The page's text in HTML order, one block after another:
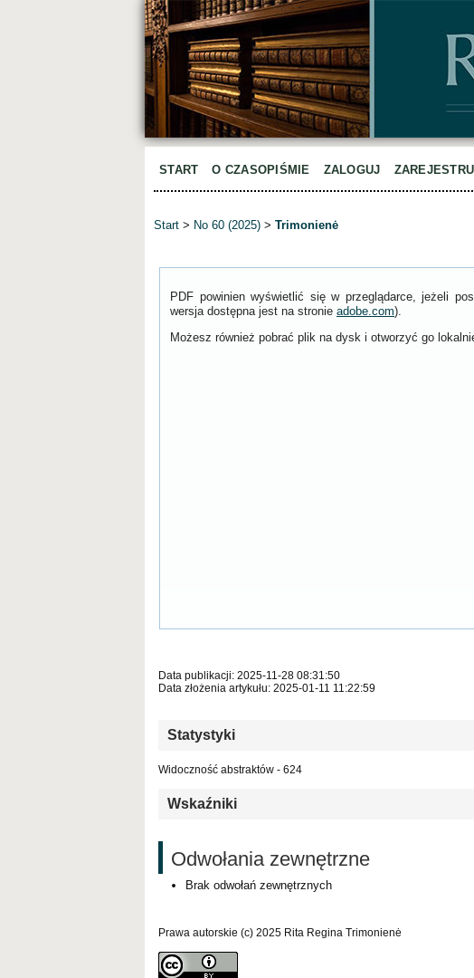
START O CZASOPIŚMIE ZALOGUJ
Start > No 60 (2025) > Trimonienė
PDF powinien wyświetlić się w przeglądarce, jeżeli
wersja dostępna jest na stronie adobe.com).
Możesz również pobrać plik na dysk i otworzyć go
Data publikacji: 2025-11-28 08:31:50
Data złożenia artykułu: 2025-01-11 11:22:59
Statystyki
Widoczność abstraktów - 624
Wskaźniki
Odwołania zewnętrzne
Brak odwołań zewnętrznych
Prawa autorskie (c) 2025 Rita Regina Trimonienė